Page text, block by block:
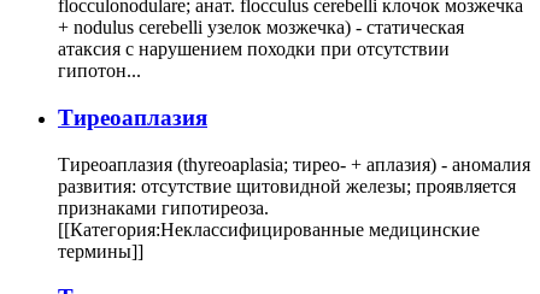
flocculonodulare; анат. flocculus cerebelli клочок мозжечка
+ nodulus cerebelli узелок мозжечка) - статическая
атаксия с нарушением походки при отсутствии
гипотон...
Тиреоаплазия
Тиреоаплазия (thyreoaplasia; тирео- + аплазия) - аномалия
развития: отсутствие щитовидной железы; проявляется
признаками гипотиреоза.
[[Категория:Неклассифицированные медицинские
термины]]